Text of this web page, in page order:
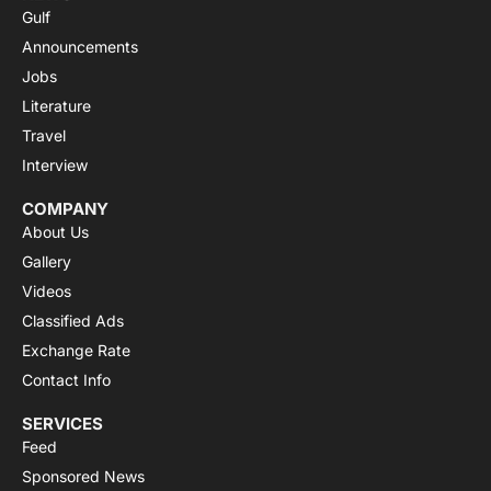
Gulf
Announcements
Jobs
Literature
Travel
Interview
COMPANY
About Us
Gallery
Videos
Classified Ads
Exchange Rate
Contact Info
SERVICES
Feed
Sponsored News